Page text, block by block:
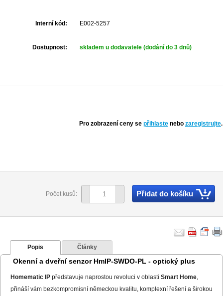
Interní kód: E002-5257
Dostupnost: skladem u dodavatele (dodání do 3 dnů)
Pro zobrazení ceny se přihlaste nebo zaregistrujte.
Počet kusů: Přidat do košíku
Popis Články
Okenní a dveřní senzor HmIP-SWDO-PL - optický plus
Homematic IP představuje naprostou revoluci v oblasti Smart Home
přináší vám bezkompromisní německou kvalitu, komplexní řešení a širokou